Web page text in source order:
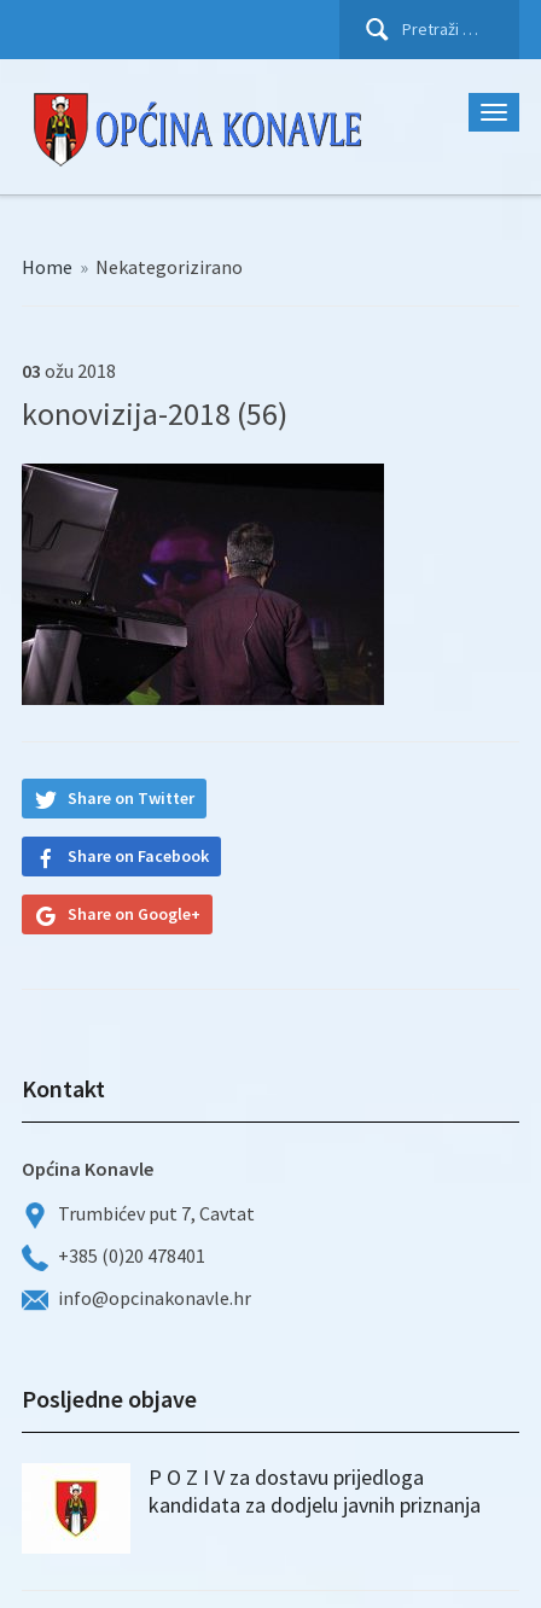
Pretraži:
Home » Nekategorizirano
03 ožu 2018
konovizija-2018 (56)
Share on Twitter
Share on Facebook
Share on Google+
Kontakt
Općina Konavle
Trumbićev put 7, Cavtat
+385 (0)20 478401
info@opcinakonavle.hr
Posljedne objave
P O Z I V za dostavu prijedloga
kandidata za dodjelu javnih priznanja